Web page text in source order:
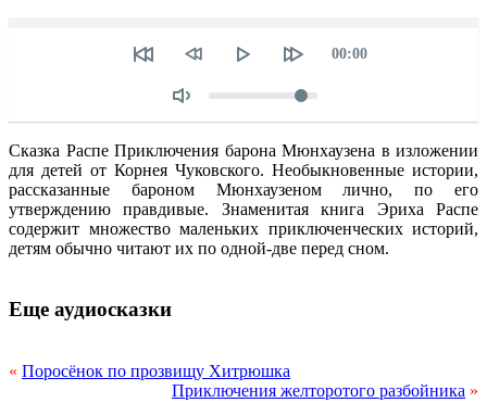
Текущее
00:00
Сказка Распе Приключения барона Мюнхаузена в изложении
для детей от Корнея Чуковского. Необыкновенные истории,
рассказанные бароном Мюнхаузеном лично, по его
утверждению правдивые. Знаменитая книга Эриха Распе
содержит множество маленьких приключенческих историй,
детям обычно читают их по одной-две перед сном.
Еще аудиосказки
« Поросёнок по прозвищу Хитрюшка
Приключения желторотого разбойника »